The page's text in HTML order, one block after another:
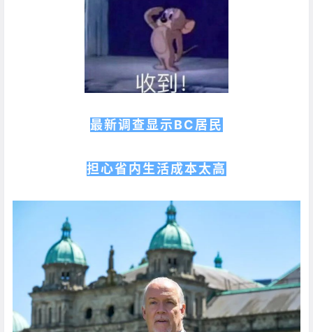
最新调查显示BC居民
担心省内生活成本太高